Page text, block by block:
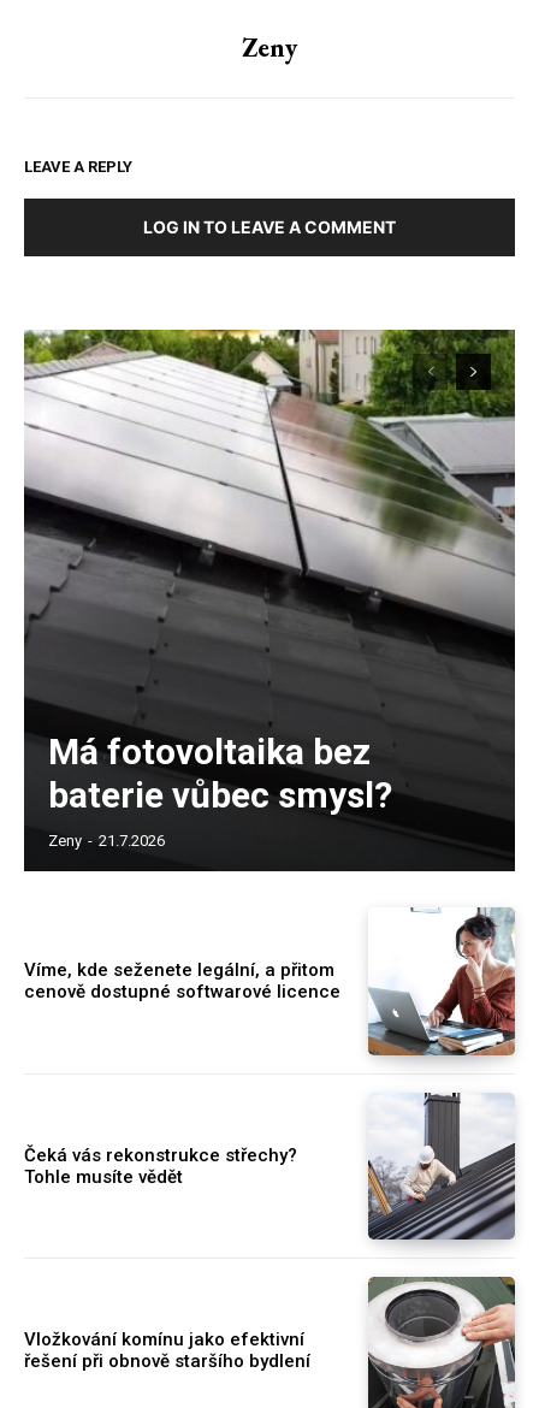
Zeny
LEAVE A REPLY
LOG IN TO LEAVE A COMMENT
Má fotovoltaika bez
baterie vůbec smysl?
Zeny - 21.7.2026
Víme, kde seženete legální, a přitom
cenově dostupné softwarové licence
Čeká vás rekonstrukce střechy?
Tohle musíte vědět
Vložkování komínu jako efektivní
řešení při obnově staršího bydlení